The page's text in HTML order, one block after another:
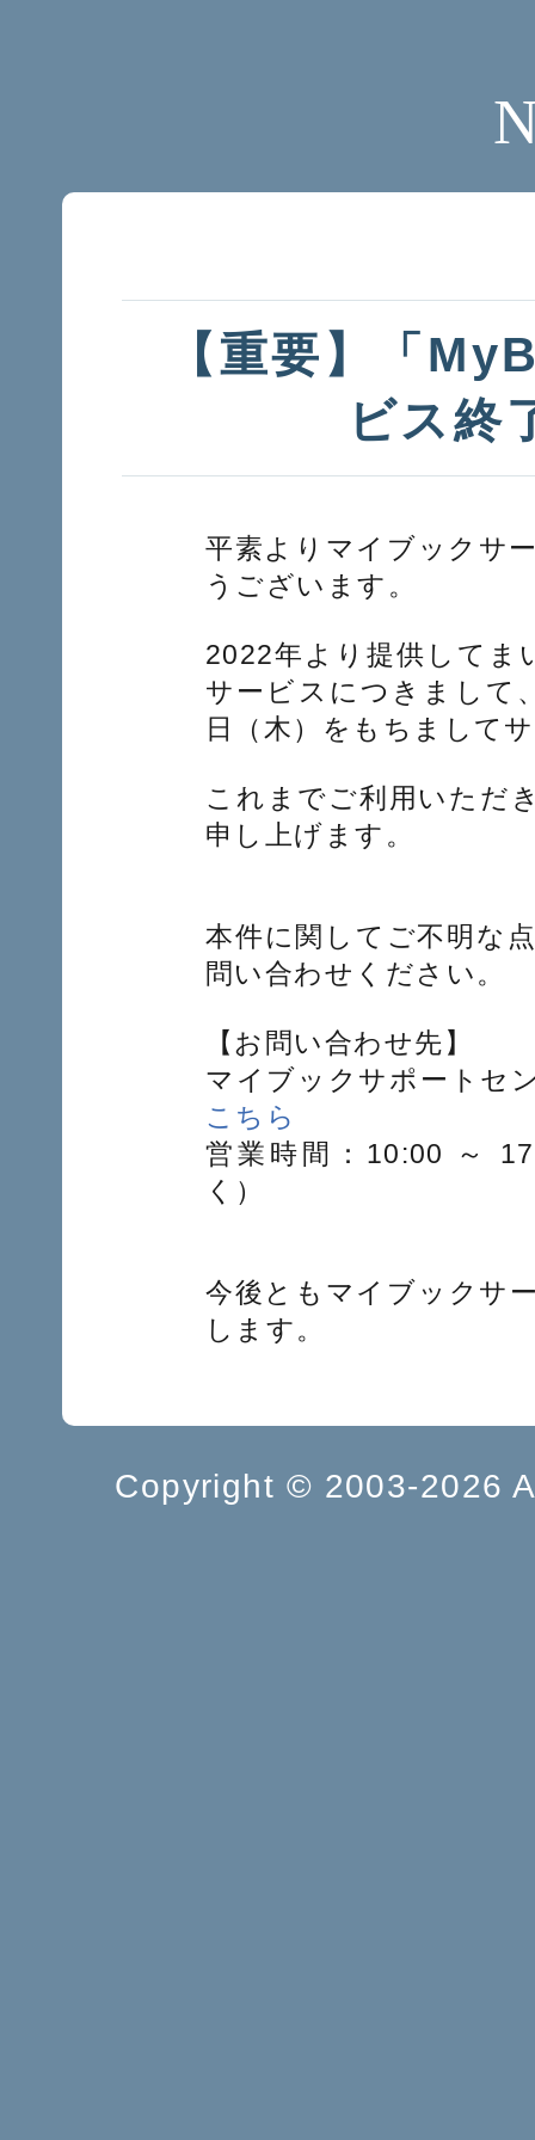
【重要】「
ビス終
平素よりマイブックサ
うございます。
2022年より提供してま
サービスにつきまして
日（木）をもちまして
これまでご利用いただ
申し上げます。
本件に関してご不明な
問い合わせください。
【お問い合わせ先】
マイブックサポートセ
こちら
営業時間：10:00 ～
く）
今後ともマイブックサ
します。
Copyright © 2003-2026